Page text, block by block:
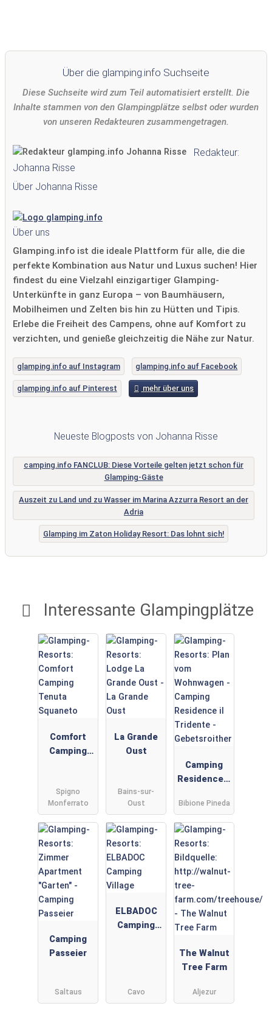
Interessante Glampingplätze
Comfort
Camping
Spigno
Monferrato
La Grande
Oust
Bains-sur-
Oust
Camping
Residence il
Gebetsroith
er
Bibione Pineda
Camping
Passeier
Saltaus
ELBADOC
Camping
Cavo
The Walnut
Tree Farm
Aljezur
Über die glamping.info Suchseite
Diese Suchseite wird zum Teil automatisiert erstellt. Die
Inhalte stammen von den Glampingplätze selbst oder wurden
von unseren Redakteuren zusammengetragen.
Redakteur:
Johanna Risse
Über Johanna Risse
Über uns
Glamping.info ist die ideale Plattform für alle, die die
perfekte Kombination aus Natur und Luxus suchen! Hier
findest du eine Vielzahl einzigartiger Glamping-
Unterkünfte in ganz Europa – von Baumhäusern,
Mobilheimen und Zelten bis hin zu Hütten und Tipis.
Erlebe die Freiheit des Campens, ohne auf Komfort zu
verzichten, und genieße gleichzeitig die Nähe zur Natur.
glamping.info auf Instagram glamping.info auf Facebook
glamping.info auf Pinterest mehr über uns
Neueste Blogposts von Johanna Risse
camping.info FANCLUB: Diese Vorteile gelten jetzt schon für
Glamping-Gäste
Auszeit zu Land und zu Wasser im Marina Azzurra Resort an der
Adria
Glamping im Zaton Holiday Resort: Das lohnt sich!